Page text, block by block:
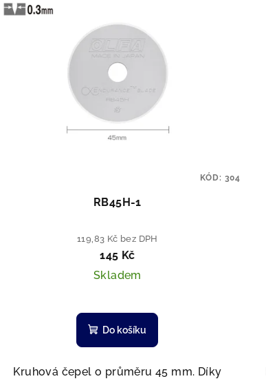
RB45H-1
119,83 Kč bez DPH
145 Kč
Skladem
Do košíku
Kruhová čepel o průměru 45 mm. Díky
KÓD: 304